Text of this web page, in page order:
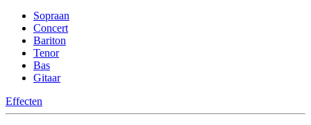
Sopraan
Concert
Bariton
Tenor
Bas
Gitaar
Effecten